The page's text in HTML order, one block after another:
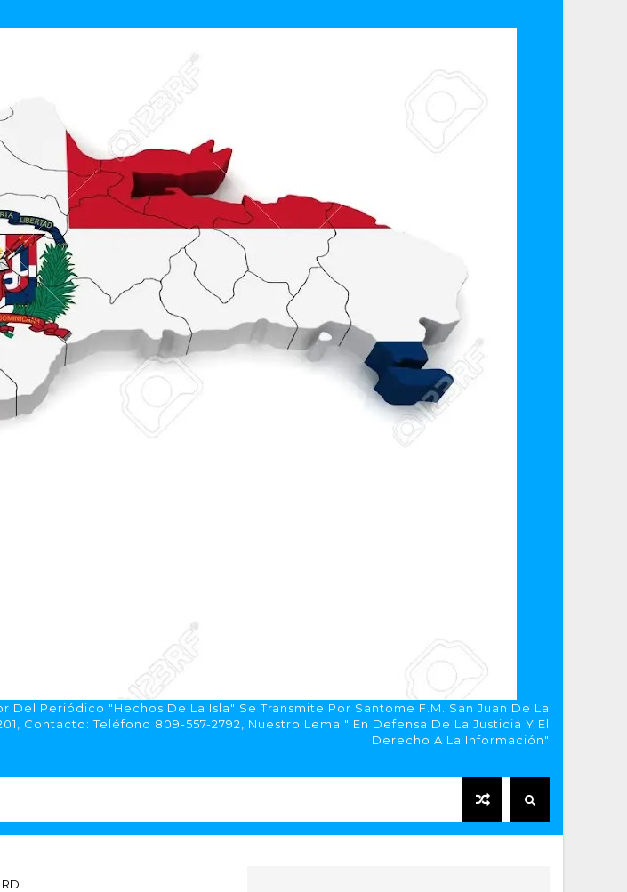
Periódico "Hechos De La Isla" Se Transmite Por Santome F.M. San Juan De La
Contacto: Teléfono 809-557-2792, Nuestro Lema " En Defensa De La Justicia Y El
Derecho A La Información"